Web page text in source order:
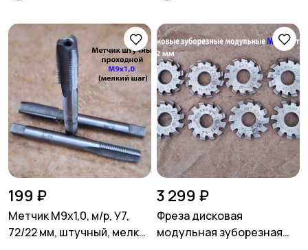
199 ₽
Метчик М9х1,0, м/р, У7,
72/22 мм, штучный, мелкий
3 299 ₽
Фреза дисковая
модульная зуборезная